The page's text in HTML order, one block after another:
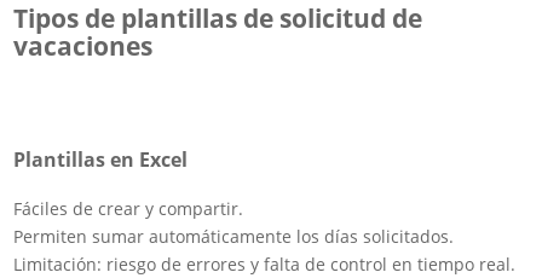
Tipos de plantillas de solicitud de
vacaciones
Plantillas en Excel
Fáciles de crear y compartir.
Permiten sumar automáticamente los días solicitados.
Limitación: riesgo de errores y falta de control en tiempo real.